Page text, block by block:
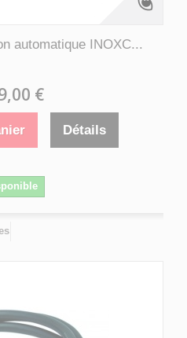
automatique INOXC...
€
Détails